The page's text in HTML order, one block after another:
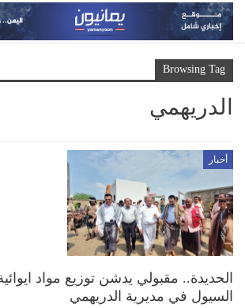
Browsing Tag
الدريهمي
أخبار
الحديدة.. مقبولي يدشن توزيع مواد
السيول في مديرية الدريهمي